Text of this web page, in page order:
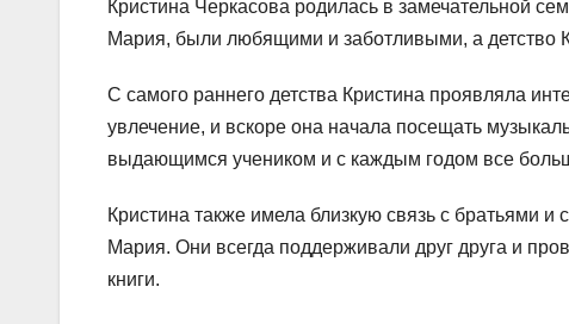
Кристина Черкасова родилась в замечательной
Мария, были любящими и заботливыми, а детство
С самого раннего детства Кристина проявляла
увлечение, и вскоре она начала посещать
выдающимся учеником и с каждым годом все
Кристина также имела близкую связь с братьями
Мария. Они всегда поддерживали друг друга и
книги.